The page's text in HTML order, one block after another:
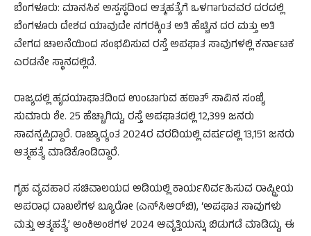
ಬೆಂಗಳೂರು: ಮಾನಸಿಕ ಅಸ್ವಸ್ಥದಿಂದ ಆತ್ಮಹತ್ಯೆಗೆ ಒಳಗಾಗುವವರ ದರದಲ್ಲಿ
ಬೆಂಗಳೂರು ದೇಶದ ಯಾವುದೇ ನಗರಕ್ಕಿಂತ ಅತಿ ಹೆಚ್ಚಿನ ದರ ಮತ್ತು ಅತಿ
ವೇಗದ ಚಾಲನೆಯಿಂದ ಸಂಭವಿಸುವ ರಸ್ತೆ ಅಪಘಾತ ಸಾವುಗಳಲ್ಲಿ ಕರ್ನಾಟಕ
ಎರಡನೇ ಸ್ಥಾನದಲ್ಲಿದೆ.
ರಾಜ್ಯದಲ್ಲಿ ಹೃದಯಾಘಾತದಿಂದ ಉಂಟಾಗುವ ಹಠಾತ್ ಸಾವಿನ ಸಂಖ್ಯೆ
ಸುಮಾರು ಶೇ. 25 ಹೆಚ್ಚಾಗಿದ್ದು, ರಸ್ತೆ ಅಪಘಾತದಲ್ಲಿ 12,399 ಜನರು
ಸಾವನ್ನಪ್ಪಿದ್ದಾರೆ. ರಾಜ್ಯಾದ್ಯಂತ 2024ರ ವರದಿಯಲ್ಲಿ ವರ್ಷದಲ್ಲಿ 13,151 ಜನರು
ಆತ್ಮಹತ್ಯೆ ಮಾಡಿಕೊಂಡಿದ್ದಾರೆ.
ಗೃಹ ವ್ಯವಹಾರ ಸಚಿವಾಲಯದ ಅಡಿಯಲ್ಲಿ ಕಾರ್ಯನಿರ್ವಹಿಸುವ ರಾಷ್ಟ್ರೀಯ
ಅಪರಾಧ ದಾಖಲೆಗಳ ಬ್ಯೂರೋ (ಎನ್​ಸಿಆರ್​ಬಿ), ‘ಅಪಘಾತ ಸಾವುಗಳು
ಮತ್ತು ಆತ್ಮಹತ್ಯೆ’ ಅಂಕಿಅಂಶಗಳ 2024 ಆವೃತ್ತಿಯನ್ನು ಬಿಡುಗಡೆ ಮಾಡಿದ್ದು, ಈ